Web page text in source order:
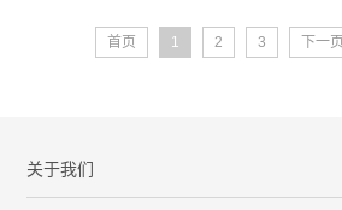
首页 1 2 3 下一页
关于我们